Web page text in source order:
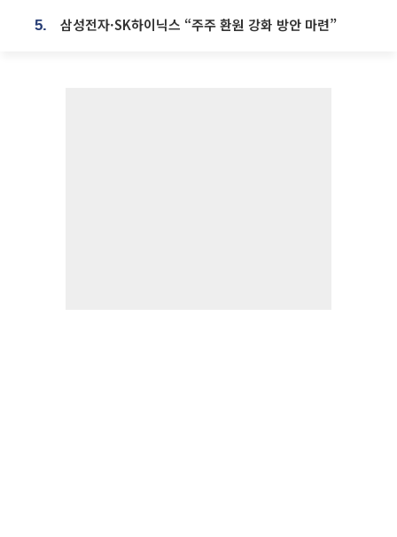
5. 삼성전자·SK하이닉스 “주주 환원 강화 방안 마련”